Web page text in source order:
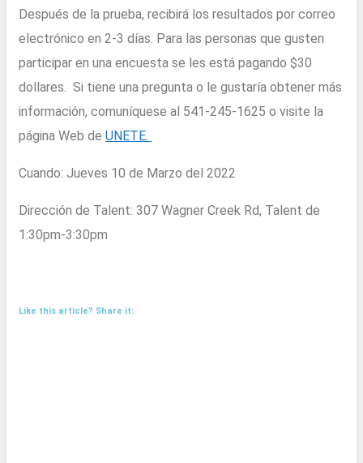
Después de la prueba, recibirá los resultados por correo
electrónico en 2-3 días. Para las personas que gusten
participar en una encuesta se les está pagando $30
dollares. Si tiene una pregunta o le gustaría obtener más
información, comuníquese al 541-245-1625 o visite la
página Web de UNETE.
Cuando: Jueves 10 de Marzo del 2022
Dirección de Talent: 307 Wagner Creek Rd, Talent de
1:30pm-3:30pm
Like this article? Share it: